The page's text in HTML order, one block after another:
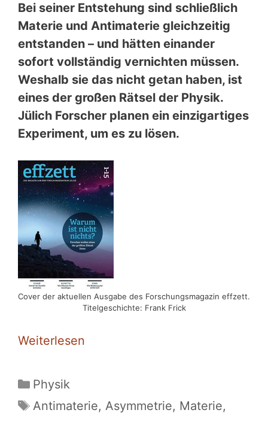
Bei seiner Entstehung sind schließlich
Materie und Antimaterie gleichzeitig
entstanden – und hätten einander
sofort vollständig vernichten müssen.
Weshalb sie das nicht getan haben, ist
eines der großen Rätsel der Physik.
Jülich Forscher planen ein einzigartiges
Experiment, um es zu lösen.
Cover der aktuellen Ausgabe des Forschungsmagazin effzett.
Titelgeschichte: Frank Frick
Weiterlesen
Kategorien
Physik
Schlagwörter
Antimaterie, Asymmetrie, Materie,